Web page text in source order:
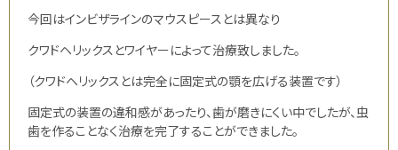
今回はインビザラインのマウスピースとは異なり
クワドヘリックスとワイヤーによって治療致しました。
（クワドヘリックスとは完全に固定式の顎を広げる装置です）
固定式の装置の違和感があったり、歯が磨きにくい中でしたが、虫
歯を作ることなく治療を完了することができました。